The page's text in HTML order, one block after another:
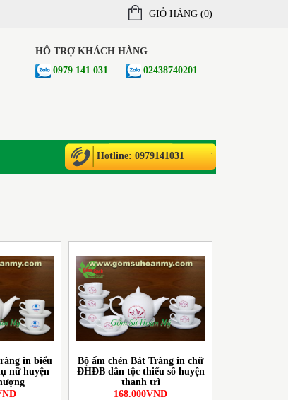
GIỎ HÀNG (0)
HỖ TRỢ KHÁCH HÀNG
0979 141 031
02438740201
Hotline: 0979141031
in biểu
nữ huyện
Bộ ấm chén Bát Tràng in chữ
ĐHĐB dân tộc thiểu số huyện
thanh trì
168.000VND